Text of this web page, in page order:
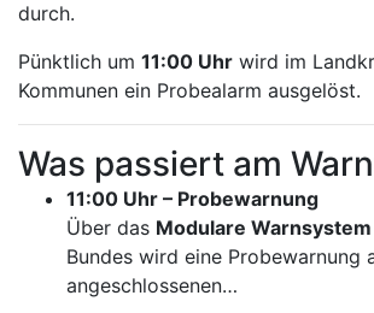
durch.
Pünktlich um 11:00 Uhr wird im
Kommunen ein Probealarm ausgelöst.
Was passiert am
11:00 Uhr – Probewarnung
Über das Modulare Warnsystem
Bundes wird eine Probewarnung
angeschlossenen…